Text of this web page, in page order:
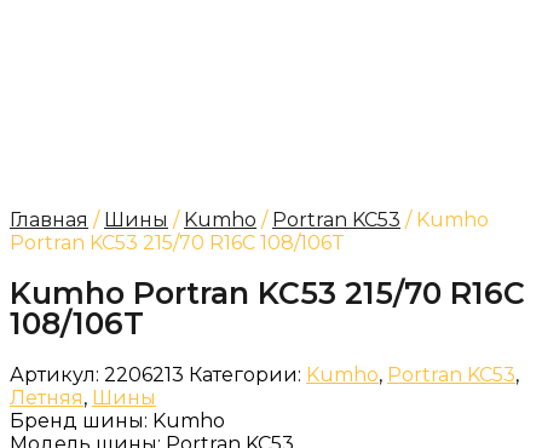
Главная / Шины / Kumho / Portran KC53 / Kumho
Portran KC53 215/70 R16C 108/106T
Kumho Portran KC53 215/70 R16C
108/106T
Артикул: 2206213 Категории: Kumho, Portran KC53,
Летняя, Шины
Бренд шины: Kumho